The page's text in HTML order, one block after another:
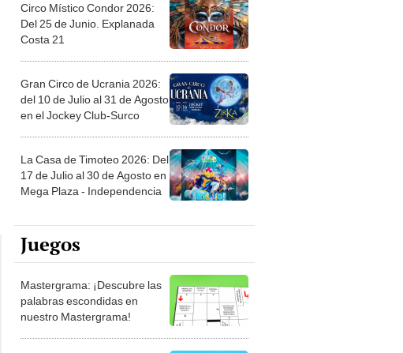
Circo Místico Condor 2026:
Del 25 de Junio. Explanada
Costa 21
Gran Circo de Ucrania 2026:
del 10 de Julio al 31 de Agosto
en el Jockey Club-Surco
La Casa de Timoteo 2026: Del
17 de Julio al 30 de Agosto en
Mega Plaza - Independencia
Juegos
Mastergrama: ¡Descubre las
palabras escondidas en
nuestro Mastergrama!